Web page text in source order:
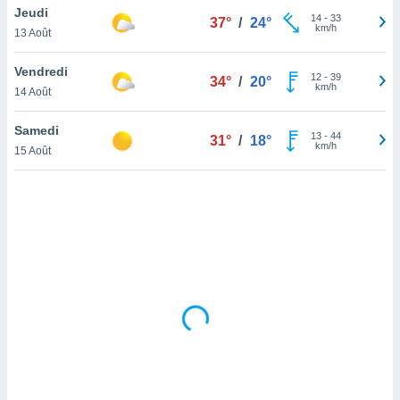
en
de
Jeudi
13 Août
37° / 24° 14- 33
km/h
Vendredi
14 Août
34° / 20° 12- 39
km/h
Samedi
15 Août
31° / 18° 13- 44
km/h